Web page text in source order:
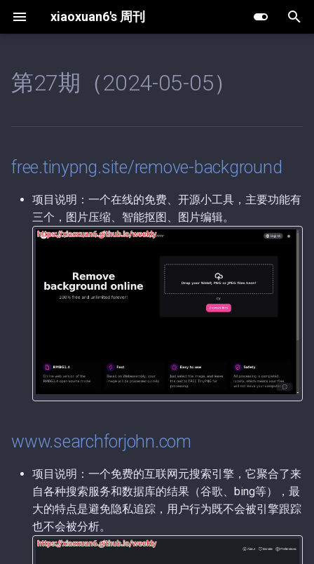
xiaoxuan6's 周刊
入
以
搜
free.tinypng.site/remove-
extract.pics
phpdotenv
第63期（2025-12-30）.md
第61期（2025-12-19）.md
第60期（2025-12-18）.md
第59期（2025-12-16）.md
第57期（2025-11-18）.md
第55期（2025-11-16）.md
第54期（2025-11-15）.md
第53期（2025-11-14）.md
第52期（2025-11-11）.md
第51期（2025-11-07）.md
第50期（2025-10-23）.md
第11期（2026-08-07）.md
第9期（2026-05-20）.md
第8期（2026-05-13）.md
第7期（2026-04-27）.md
第5期（2026-03-15）.md
第3期（2026-01-05）.md
第2期（2026-01-04）.md
第1期（2026-01-02）.md
第27期（2024-05-05）
free.tinypng.site/remove-background
项目说明：一个在线的免费、开源小工具，主要功能有
三个，图片压缩、智能抠图、图片编辑。
www.searchforjohn.com
项目说明：一个免费的互联网元搜索引擎，它聚合了来
自各种搜索服务和数据库的结果（谷歌、bing等），最
大的特点是避免隐私追踪，用户行为既不会被引擎跟踪
也不会被分析。